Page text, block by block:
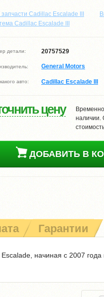
Cadillac Escalade ІІІ
Cadillac Escalade ІІІ
детали: 20757529
General Motors
авто: Cadillac Escalade ІІІ
цену
наличии.
ДОБАВИТЬ В
Гарантии
начиная с 2007 года